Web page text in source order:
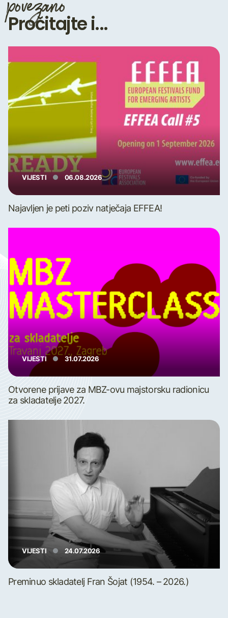
Pročitajte i...
VIJESTI 06.08.2026
Najavljen je peti poziv natječaja EFFEA!
VIJESTI 31.07.2026
Otvorene prijave za MBZ-ovu majstorsku radionicu
za skladatelje 2027.
VIJESTI 24.07.2026
Preminuo skladatelj Fran Šojat (1954. – 2026.)